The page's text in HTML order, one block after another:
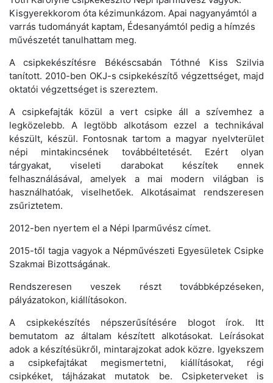
Kisgyerekkorom óta kézimunkázom. Apai nagyanyámtól a
varrás tudományát kaptam, Édesanyámtól pedig a hímzés
művészetét tanulhattam meg.
A csipkekészítésre Békéscsabán Tóthné Kiss Szilvia
tanított. 2010-ben OKJ-s csipkekészítő végzettséget, majd
oktatói végzettséget is szereztem.
A csipkefajták közül a vert csipke áll a szívemhez a
legközelebb. A legtöbb alkotásom ezzel a technikával
készült, készül. Fontosnak tartom a magyar nyelvterület
népi mintakincsének továbbéltetését. Ezért olyan
tárgyakat, viseleti darabokat készítek ennek
felhasználásával, amelyek a mai modern világban is
használhatóak, viselhetőek. Alkotásaimat rendszeresen
zsűriztetem.
2012-ben nyertem el a Népi Iparművész címet.
2015-től tagja vagyok a Népművészeti Egyesületek Csipke
Szakmai Bizottságának.
Rendszeresen veszek részt továbbképzéseken,
pályázatokon, kiállításokon.
A csipkekészítés népszerűsítésére blogot írok. Itt
bemutatom az általam készített alkotásokat. Leírásokat
adok a készítésükről, mintarajzokat adok közre. Igyekszem
a csipkefajtákat megismertetni, kiállításokat, régi
csipkéket, tájházakat mutatok be. Csipketerveket is